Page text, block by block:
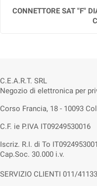
CONNETTORE SAT "F"
C.E.A.R.T. SRL
Negozio di elettronica per
Corso Francia, 18 - 10093
C.F. ie P.IVA IT09249530016
Iscriz. R.I. di To
Cap.Soc. 30.000 i.v.
SERVIZIO CLIENTI 011/